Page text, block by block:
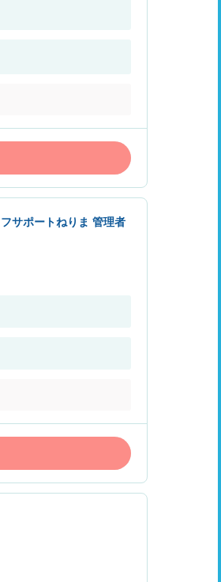
サポートねりま 管理者